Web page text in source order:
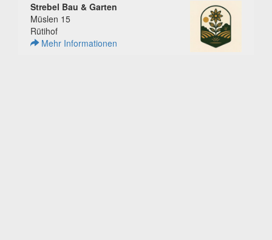
Strebel Bau & Garten
Müslen 15
Rütihof
Mehr Informationen